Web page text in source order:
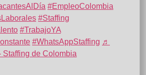
#EmpleoColombia
#Staffing
#TrabajoYA
#WhatsAppStaffing ♬
Staffing de Colombia